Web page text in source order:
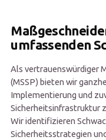
umfassenden
Als vertrauenswürdiger
(MSSP) bieten wir
Implementierung und
Sicherheitsinfrastruktur
Wir identifizieren
Sicherheitsstrategien